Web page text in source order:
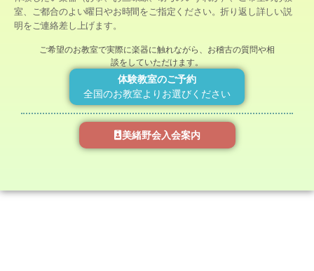
室、ご都合のよい曜日やお時間をご指定ください。折り返し詳しい説
明をご連絡差し上げます。
ご希望のお教室で実際に楽器に触れながら、お稽古の質問や相
談をしていただけます。
体験教室のご予約
全国のお教室よりお選びください
美緒野会入会案内